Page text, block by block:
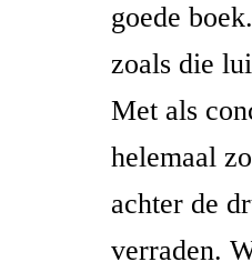
goede
zoals die
Met als
helemaal
achter de
verraden.